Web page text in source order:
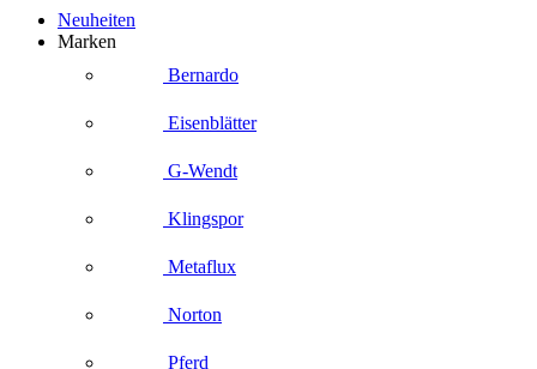
Neuheiten
Marken
Bernardo
Eisenblätter
G-Wendt
Klingspor
Metaflux
Norton
Pferd